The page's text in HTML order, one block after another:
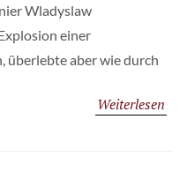
Wladyslaw
einer
überlebte aber wie durch
Weiterlesen